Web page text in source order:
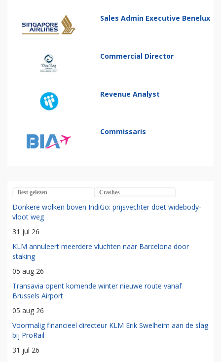
Sales Admin Executive Benelux
Commercial Director
Revenue Analyst
Commissaris
Best gelezen Crashes
Donkere wolken boven IndiGo: prijsvechter doet widebody-
vloot weg
31 jul 26
KLM annuleert meerdere vluchten naar Barcelona door
staking
05 aug 26
Transavia opent komende winter nieuwe route vanaf
Brussels Airport
05 aug 26
Voormalig financieel directeur KLM Erik Swelheim aan de slag
bij ProRail
31 jul 26